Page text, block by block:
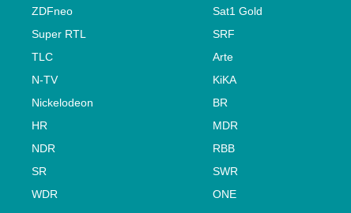
ZDFneo
Sat1 Gold
Super RTL
SRF
TLC
Arte
N-TV
KiKA
Nickelodeon
BR
HR
MDR
NDR
RBB
SR
SWR
WDR
ONE